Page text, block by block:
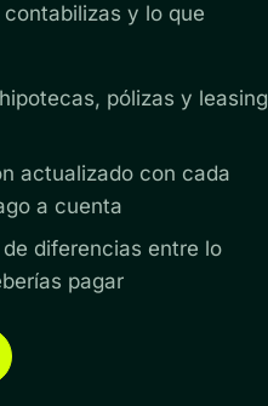
y lo que
pólizas y leasing
actualizado con cada
a cuenta
diferencias entre lo
pagar